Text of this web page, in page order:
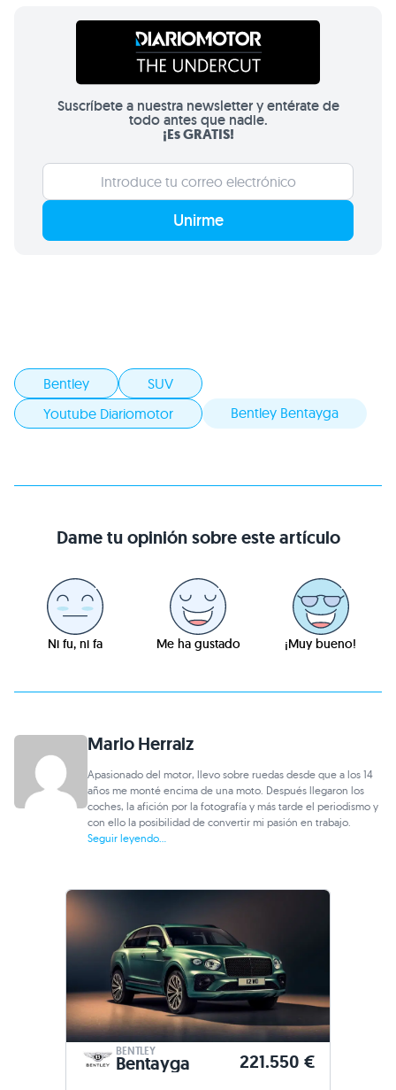
Suscríbete a nuestra newsletter y entérate de
todo antes que nadie.
¡Es GRATIS!
Unirme
Bentley
SUV
Youtube Diariomotor
Bentley Bentayga
Dame tu opinión sobre este artículo
Ni fu, ni fa Me ha gustado ¡Muy bueno!
Mario Herraiz
Apasionado del motor, llevo sobre ruedas desde que a los 14
años me monté encima de una moto. Después llegaron los
coches, la afición por la fotografía y más tarde el periodismo y
con ello la posibilidad de convertir mi pasión en trabajo.
Seguir leyendo...
BENTLEY
Bentayga 221.550 €